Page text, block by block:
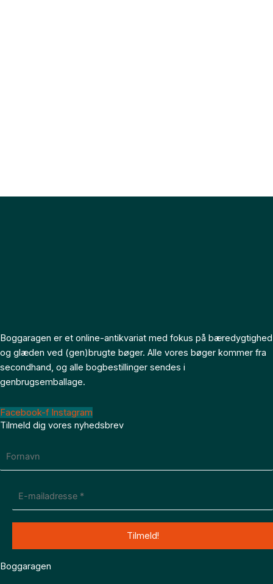
Boggaragen er et online-antikvariat med fokus på bæredygtighed
og glæden ved (gen)brugte bøger. Alle vores bøger kommer fra
secondhand, og alle bogbestillinger sendes i
genbrugsemballage.
Facebook-f Instagram
Tilmeld dig vores nyhedsbrev
Boggaragen